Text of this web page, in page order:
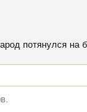
потянулся на